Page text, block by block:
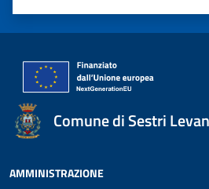
Valuta 5 stelle
Valuta 4 stelle su 5
Valuta 3 stelle su 5
Valuta 2 stelle su 5
Valuta 1 stelle su 5
Comune di Sestri
AMMINISTRAZIONE